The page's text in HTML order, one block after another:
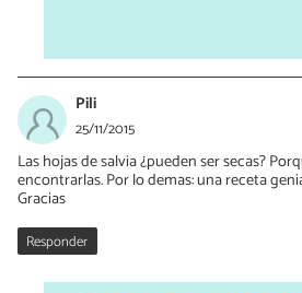
Pili
25/11/2015
Las hojas de salvia ¿pueden ser secas?
encontrarlas. Por lo demas: una receta
Gracias
Responder